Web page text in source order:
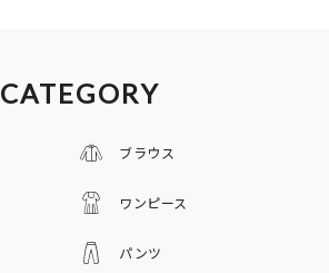
CATEGORY
ブラウス
ワンピース
パンツ